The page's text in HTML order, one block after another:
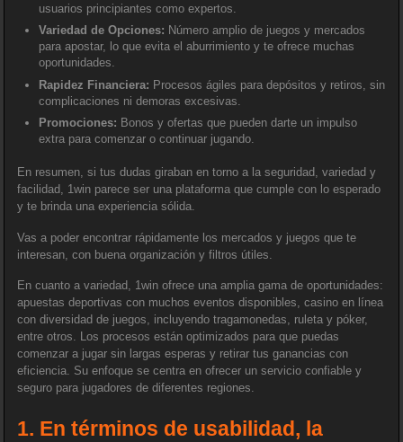
usuarios principiantes como expertos.
Variedad de Opciones: Número amplio de juegos y mercados
para apostar, lo que evita el aburrimiento y te ofrece muchas
oportunidades.
Rapidez Financiera: Procesos ágiles para depósitos y retiros, sin
complicaciones ni demoras excesivas.
Promociones: Bonos y ofertas que pueden darte un impulso
extra para comenzar o continuar jugando.
En resumen, si tus dudas giraban en torno a la seguridad, variedad y
facilidad, 1win parece ser una plataforma que cumple con lo esperado
y te brinda una experiencia sólida.
Vas a poder encontrar rápidamente los mercados y juegos que te
interesan, con buena organización y filtros útiles.
En cuanto a variedad, 1win ofrece una amplia gama de oportunidades:
apuestas deportivas con muchos eventos disponibles, casino en línea
con diversidad de juegos, incluyendo tragamonedas, ruleta y póker,
entre otros. Los procesos están optimizados para que puedas
comenzar a jugar sin largas esperas y retirar tus ganancias con
eficiencia. Su enfoque se centra en ofrecer un servicio confiable y
seguro para jugadores de diferentes regiones.
1. En términos de usabilidad, la